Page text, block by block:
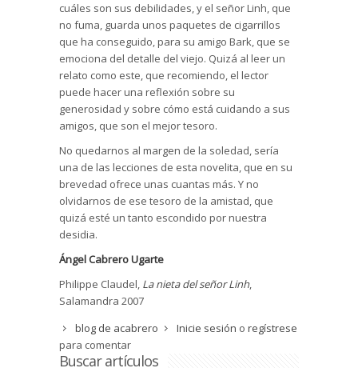
cuáles son sus debilidades, y el señor Linh, que
no fuma, guarda unos paquetes de cigarrillos
que ha conseguido, para su amigo Bark, que se
emociona del detalle del viejo. Quizá al leer un
relato como este, que recomiendo, el lector
puede hacer una reflexión sobre su
generosidad y sobre cómo está cuidando a sus
amigos, que son el mejor tesoro.
No quedarnos al margen de la soledad, sería
una de las lecciones de esta novelita, que en su
brevedad ofrece unas cuantas más. Y no
olvidarnos de ese tesoro de la amistad, que
quizá esté un tanto escondido por nuestra
desidia.
Ángel Cabrero Ugarte
Philippe Claudel, La nieta del señor Linh,
Salamandra 2007
blog de acabrero
Inicie sesión o regístrese
para comentar
Buscar artículos